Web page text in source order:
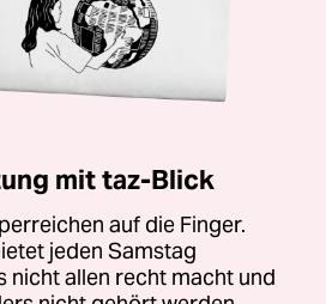
mit taz-Blick
auf die Finger.
jeden Samstag
nicht allen recht macht und